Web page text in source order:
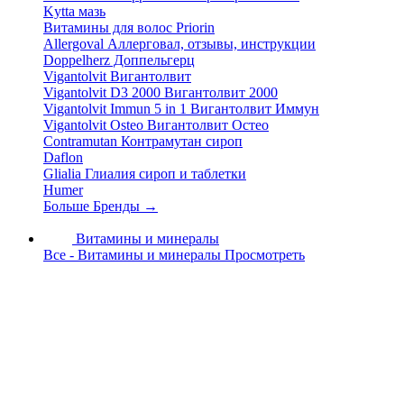
Kytta мазь
Витамины для волос Priorin
Allergoval Аллерговал, отзывы, инструкции
Doppelherz Доппельгерц
Vigantolvit Вигантолвит
Vigantolvit D3 2000 Вигантолвит 2000
Vigantolvit Immun 5 in 1 Вигантолвит Иммун
Vigantolvit Osteo Вигантолвит Остео
Contramutan Контрамутан сироп
Daflon
Glialia Глиалия сироп и таблетки
Humer
Больше Бренды →
Витамины и минералы
Все - Витамины и минералы Просмотреть